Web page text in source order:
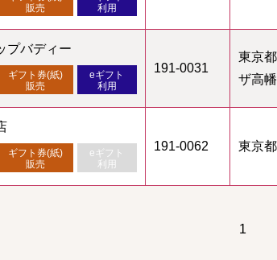
販売
利用
プバディー
ギフト券(紙)
販売
eギフト
利用
191-0031
東京
ザ高
ギフト券(紙)
販売
eギフト
利用
191-0062 東京
1